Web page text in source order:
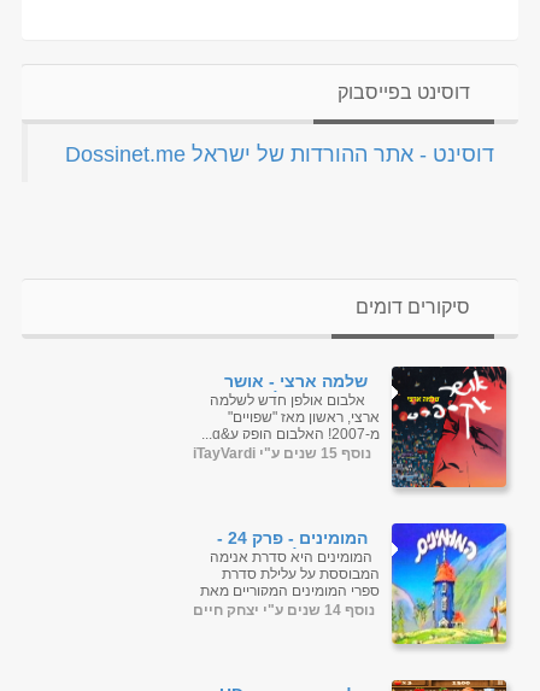
דוסינט בפייסבוק
‏דוסינט - אתר ההורדות של ישראל Dossinet.me‏
סיקורים דומים
שלמה ארצי - אושר
אקספרס אלבום
אלבום אולפן חדש לשלמה
ארצי, ראשון מאז "שפויים"
מ-2007! האלבום הופק ע&q...
נוסף 15 שנים ע"י iTayVardi
המומינים - פרק 24 -
געגועים לסנופקין
המומינים היא סדרת אנימה
המבוססת על עלילת סדרת
ספרי המומינים המקוריים מאת
טובה ינסון. המומינים הם יצורים
נוסף 14 שנים ע"י יצחק חיים